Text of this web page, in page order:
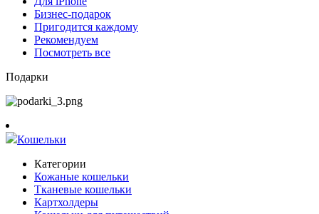
Бизнес-подарок
Пригодится каждому
Рекомендуем
Посмотреть все
Подарки
Кошельки
Категории
Кожаные кошельки
Тканевые кошельки
Картхолдеры